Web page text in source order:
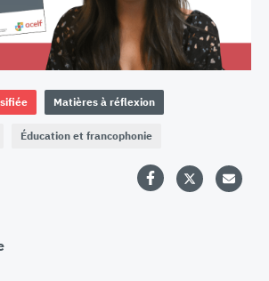
Matières à réflexion
Éducation et francophonie